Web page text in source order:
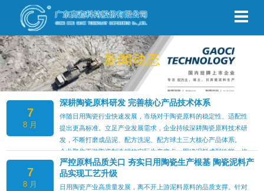
新闻动态
7
8 月
深耕陶瓷原料研发 完善核心产品技术体系
伴随日用陶瓷行业快速发展，市场对于陶瓷原料的稳定性、适配性
提出更高标准。立足产业发展需求，企业持续深耕陶瓷原料技术研
发，不断打磨成品泥、配方洗泥、配方球土三大核心产品体系。
企业聚焦下游陶瓷制造端的实际生产痛点，围绕泥料成型性能、烧
结表现、使用适配度开展技术攻关。结合不同陶瓷品类的生产工艺
特点，持续优化原料配方方案，对产品性能做针对性调试，以此匹
配多样化的日用陶瓷生产加工要求。 坚持以研发驱动产品迭代，
7
8 月
严控原料品质关口 夯实日用陶瓷生产根基 陶瓷泥料产
品实现工艺升级
日用陶瓷产业高质量发展，离不开上游泥料原料的品质支撑。针对